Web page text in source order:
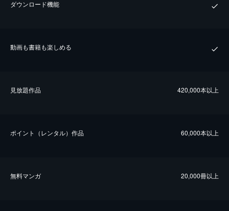
ダウンロード機能
動画も書籍も楽しめる
⾒放題作品 420,000本以上
ポイント（レンタル）作品 60,000本以上
無料マンガ 20,000冊以上